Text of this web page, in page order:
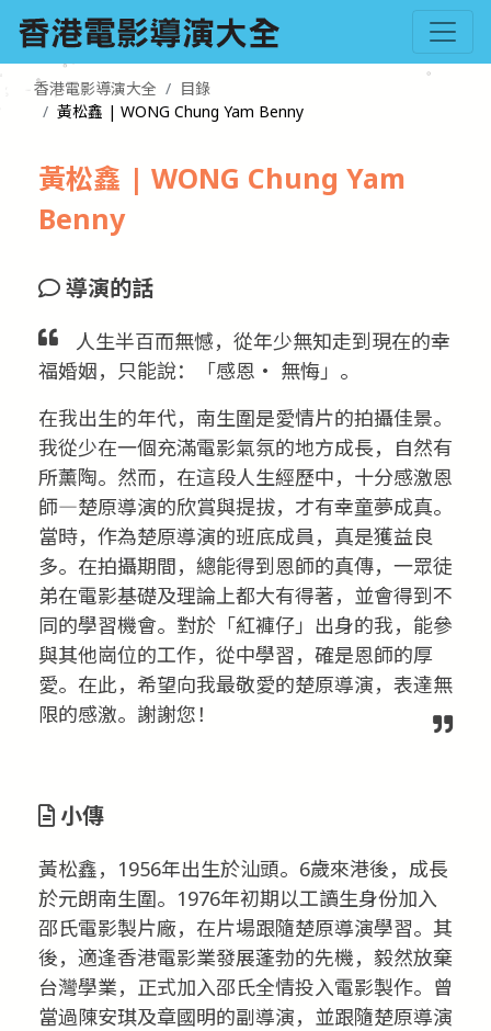
香港電影導演大全
目錄
黃松鑫 | WONG Chung Yam Benny
黃松鑫 | WONG Chung Yam
Benny
導演的話
人生半百而無憾，從年少無知走到現在的幸
福婚姻，只能說：「感恩‧ 無悔」。
在我出生的年代，南生圍是愛情片的拍攝佳景。
我從少在一個充滿電影氣氛的地方成長，自然有
所薰陶。然而，在這段人生經歷中，十分感激恩
師―楚原導演的欣賞與提拔，才有幸童夢成真。
當時，作為楚原導演的班底成員，真是獲益良
多。在拍攝期間，總能得到恩師的真傳，一眾徒
弟在電影基礎及理論上都大有得著，並會得到不
同的學習機會。對於「紅褲仔」出身的我，能參
與其他崗位的工作，從中學習，確是恩師的厚
愛。在此，希望向我最敬愛的楚原導演，表達無
限的感激。謝謝您！
小傳
黃松鑫，1956年出生於汕頭。6歲來港後，成長
於元朗南生圍。1976年初期以工讀生身份加入
邵氏電影製片廠，在片場跟隨楚原導演學習。其
後，適逢香港電影業發展蓬勃的先機，毅然放棄
台灣學業，正式加入邵氏全情投入電影製作。曾
當過陳安琪及章國明的副導演，並跟隨楚原導演